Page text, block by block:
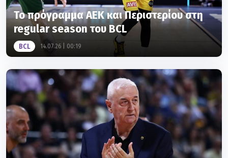
Το πρόγραμμα ΑΕΚ και Περιστερίου στη
regular season του BCL
BCL 14.07.26 | 00:19